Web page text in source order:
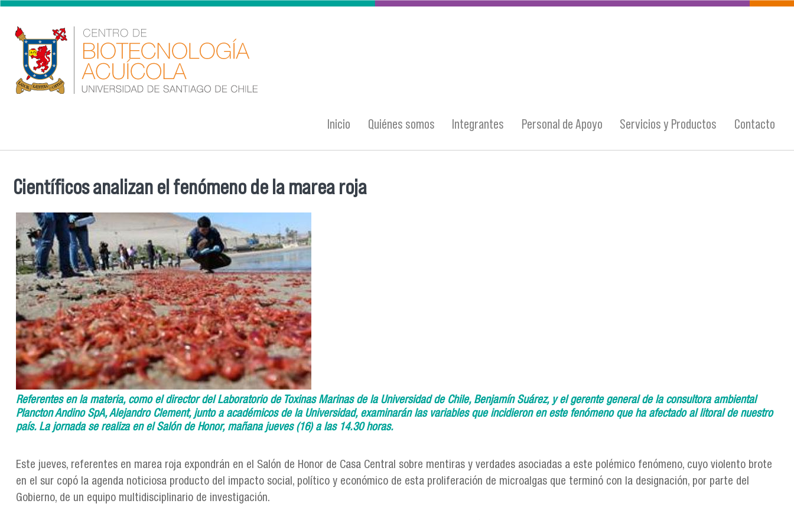
Pasar al contenido principal
Inicio Quiénes somos Integrantes Personal de Apoyo Servicios y Productos Contacto
Se encuentra usted aquí
Científicos analizan el fenómeno de la marea roja
Referentes en la materia, como el director del Laboratorio de Toxinas Marinas de la Universidad de Chile, Benjamín Suárez, y el gerente general de la consultora ambiental
Plancton Andino SpA, Alejandro Clement, junto a académicos de la Universidad, examinarán las variables que incidieron en este fenómeno que ha afectado al litoral de nuestro
país. La jornada se realiza en el Salón de Honor, mañana jueves (16) a las 14.30 horas.
Este jueves, referentes en marea roja expondrán en el Salón de Honor de Casa Central sobre mentiras y verdades asociadas a este polémico fenómeno, cuyo violento brote
en el sur copó la agenda noticiosa producto del impacto social, político y económico de esta proliferación de microalgas que terminó con la designación, por parte del
Gobierno, de un equipo multidisciplinario de investigación.